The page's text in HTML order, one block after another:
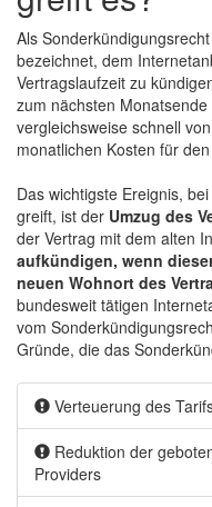
Als
bezeichnet, dem
Vertragslaufzeit zu
zum nächsten
vergleichsweise schnell
monatlichen Kosten für
Das wichtigste Ereignis,
greift, ist der Umzug des
der Vertrag mit dem alten
aufkündigen, wenn
neuen Wohnort des
bundesweit tätigen
vom
Gründe, die das
Verteuerung des
Reduktion der
Providers